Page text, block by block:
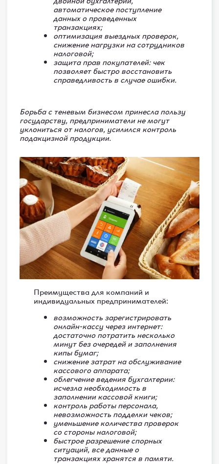
автоматическое поступление
данных о проведенных
транзакциях;
оптимизация выездных проверок,
снижение нагрузки на сотрудников
налоговой;
защита прав покупателей: чек
позволяет быстро восстановить
справедливость в случае ошибки.
Борьба с теневым бизнесом принесла пользу
государству, предприниматели не могут
уклониться от налогов, усилился контроль
подакцизной продукции.
Преимущества для компаний и
индивидуальных предпринимателей:
возможность зарегистрировать
онлайн-кассу через интернет:
достаточно потратить несколько
минут без очередей и заполнения
кипы бумаг;
снижение затрат на обслуживание
кассового аппарата;
облегчение ведения бухгалтерии:
исчезла необходимость в
заполнении кассовой книги;
контроль работы персонала,
невозможность подделки чеков;
уменьшение количества проверок
со стороны налоговой;
быстрое разрешение спорных
ситуаций, все данные о
транзакциях хранятся в памяти.